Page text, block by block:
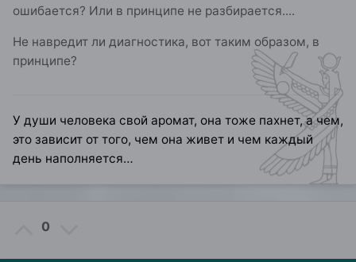
ошибается? Или в принципе не разбирается....
Не навредит ли диагностика, вот таким образом, в
принципе?
У души человека свой аромат, она тоже пахнет, а чем,
это зависит от того, чем она живет и чем каждый
день наполняется…
0